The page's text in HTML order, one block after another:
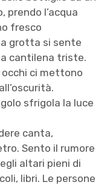
prendo l’acqua
fresco
grotta si sente
cantilena triste.
occhi ci mettono
sfrigola la luce
canta,
Sento il rumore
altari pieni di
libri. Le persone